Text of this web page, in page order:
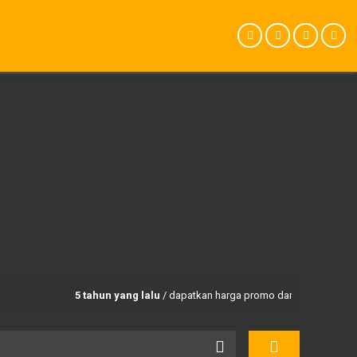
5 tahun yang lalu/ dapatkan harga promo dan paket trekking